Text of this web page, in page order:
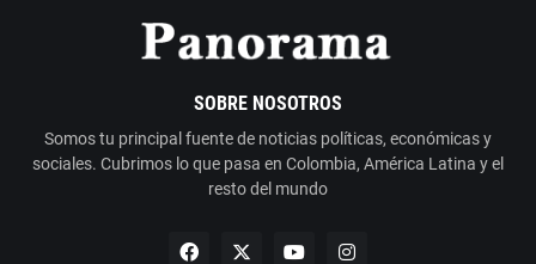
SOBRE NOSOTROS
Somos tu principal fuente de noticias políticas, económicas y
sociales. Cubrimos lo que pasa en Colombia, América Latina y el
resto del mundo